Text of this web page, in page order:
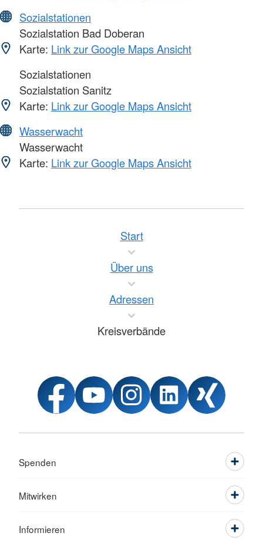
Sozialstationen
Sozialstation Bad Doberan
Karte: Link zur Google Maps Ansicht
Sozialstationen
Sozialstation Sanitz
Karte: Link zur Google Maps Ansicht
Wasserwacht
Wasserwacht
Karte: Link zur Google Maps Ansicht
Start
Über uns
Adressen
Kreisverbände
Spenden
Mitwirken
Informieren